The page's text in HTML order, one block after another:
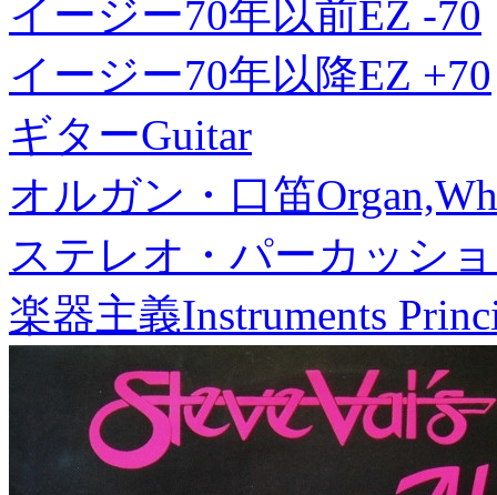
イージー70年以前EZ -70
イージー70年以降EZ +70
ギターGuitar
オルガン・口笛
ステレオ・パーカッシ
楽器主義Instruments